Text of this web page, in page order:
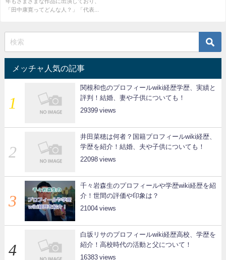
年もさまざまな作品に出演しており、
「田中康寛ってどんな人？」「代表...
メッチャ人気の記事
関根和也のプロフィールwiki経歴学歴、実績と
評判！結婚、妻や子供についても！
29399
井田菜穂は何者？国籍プロフィールwiki経歴、
学歴を紹介！結婚、夫や子供についても！
22098
千々岩森生のプロフィールや学歴wiki経歴を紹
介！世間の評価や印象は？
21004
白坂リサのプロフィールwiki経歴高校、学歴を
紹介！高校時代の活動と父について！
16383